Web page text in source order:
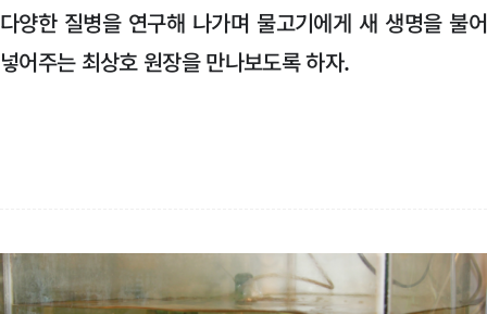
다양한 질병을 연구해 나가며 물고기에게 새 생명을 불어
넣어주는 최상호 원장을 만나보도록 하자.